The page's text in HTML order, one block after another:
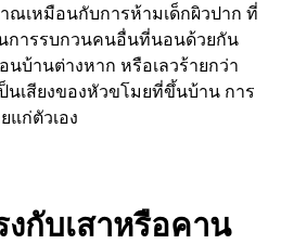
ณเหมือนกับการห้ามเด็กผิวปาก ที่
การรบกวนคนอื่นที่นอนด้วยกัน
บ้านต่างหาก หรือเลวร้ายกว่า
นเสียงของหัวขโมยที่ขึ้นบ้าน การ
แก่ตัวเอง
กับเสาหรือคาน